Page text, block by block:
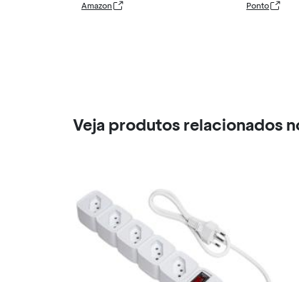
Amazon Ponto
Veja produtos relacionados